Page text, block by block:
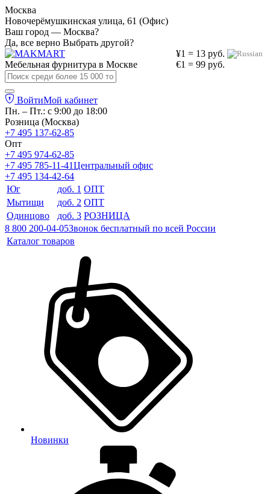
Москва
Новочерёмушкинская улица, 61 (Офис)
Ваш город — Москва?
Да, все верно Выбрать другой?
¥1 = 13 руб.
€1 = 99 руб.
Мебельная фурнитура в Москве
ВойтиМой кабинет
Пн. – Пт.: с 9:00 до 18:00
Розница (Москва)
+7 495 137-62-85
Опт
+7 495 974-62-85
+7 495 785-11-41Центральный офис
+7 495 134-42-64
Юг
доб. 1 ОПТ
Мытищи
доб. 2 ОПТ
Одинцово
доб. 3 РОЗНИЦА
8 800 200-04-05Звонок бесплатный по всей России
Каталог товаров
Новинки